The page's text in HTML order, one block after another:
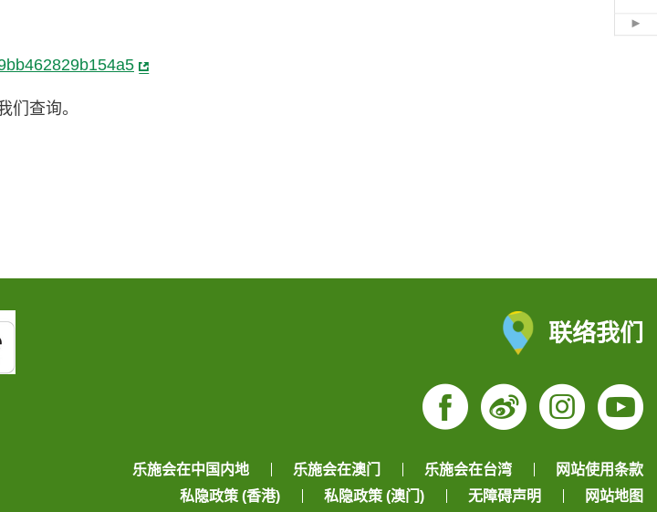
们查询。
联络我们
Facebook
Weibo
乐施会在中国内地 乐施会在澳门 乐施会在台湾
网站使用条款
私隐政策 (香港)
私隐政策 (澳门) 无障碍声明 网站地图